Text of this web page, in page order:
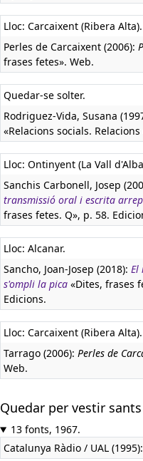
Lloc: Carcaixent (Ribera Alta).
Perles de Carcaixent (2006):
frases fetes». Web.
Quedar-se solter.
Rodriguez-Vida, Susana
«Relacions socials.
Lloc: Ontinyent (La Vall
Sanchis Carbonell, Josep
transmissió oral i escrita
frases fetes. Q», p. 58.
Lloc: Alcanar.
Sancho, Joan-Josep (2018): El
s'ompli la pica «Dites, frases
Edicions.
Lloc: Carcaixent (Ribera Alta).
Tarrago (2006): Perles de
Web.
Quedar per vestir sants
13 fonts, 1967.
Catalunya Ràdio / UAL